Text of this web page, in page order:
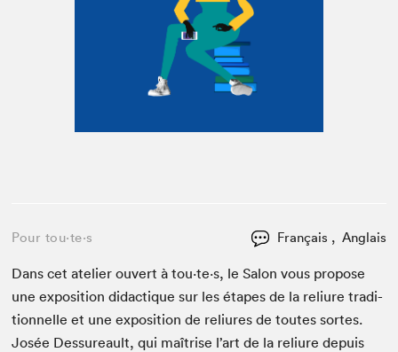
Pour tou⋅te⋅s Français , Anglais
Dans cet ate­lier ouvert à tou⋅te⋅s, le Salon vous pro­pose
une expo­si­tion didac­tique sur les étapes de la reli­ure tra­di­
tion­nelle et une expo­si­tion de reli­ures de toutes sortes.
Josée Dessureault, qui maîtrise l’art de la reli­ure depuis